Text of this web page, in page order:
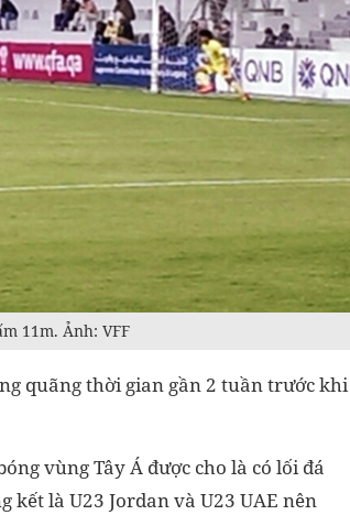
11m. Ảnh: VFF
quãng thời gian gần 2 tuần trước khi
vùng Tây Á được cho là có lối đá
kết là U23 Jordan và U23 UAE nên